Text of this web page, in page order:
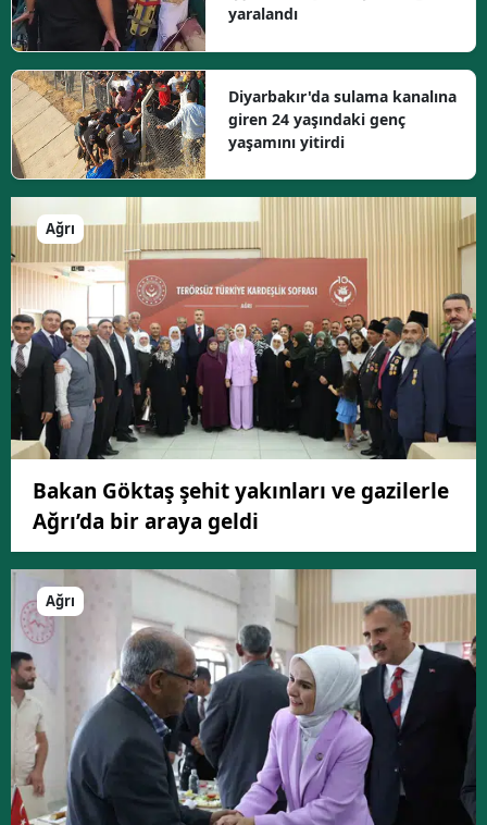
yaralandı
Diyarbakır'da sulama kanalına
giren 24 yaşındaki genç
yaşamını yitirdi
Ağrı
Bakan Göktaş şehit yakınları ve gazilerle
Ağrı’da bir araya geldi
Ağrı